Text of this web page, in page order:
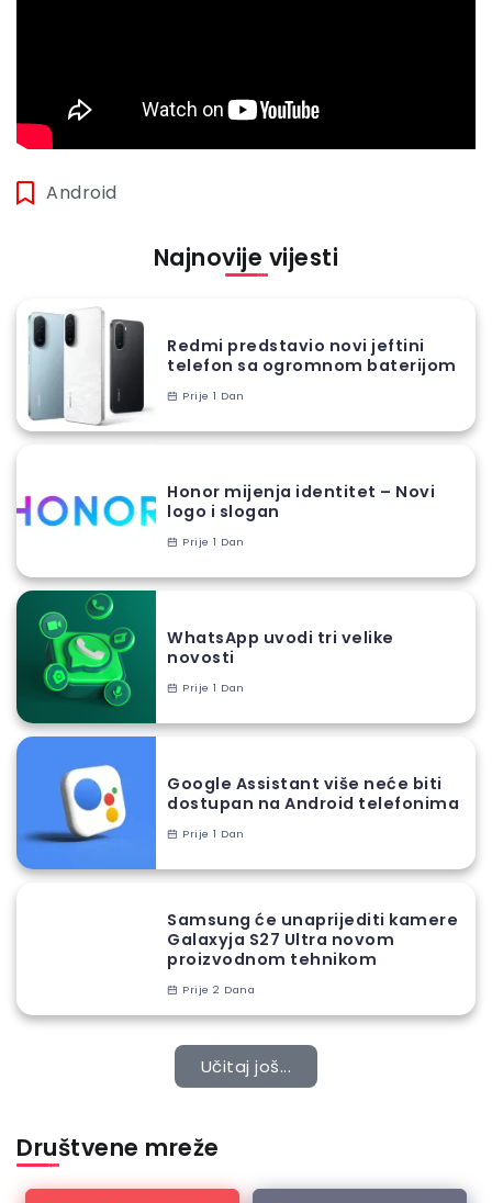
Android
Najnovije vijesti
Redmi predstavio novi jeftini
telefon sa ogromnom baterijom
Prije 1 Dan
Honor mijenja identitet – Novi
logo i slogan
Prije 1 Dan
WhatsApp uvodi tri velike
novosti
Prije 1 Dan
Google Assistant više neće biti
dostupan na Android telefonima
Prije 1 Dan
Samsung će unaprijediti kamere
Galaxyja S27 Ultra novom
proizvodnom tehnikom
Prije 2 Dana
Učitaj još...
Društvene mreže